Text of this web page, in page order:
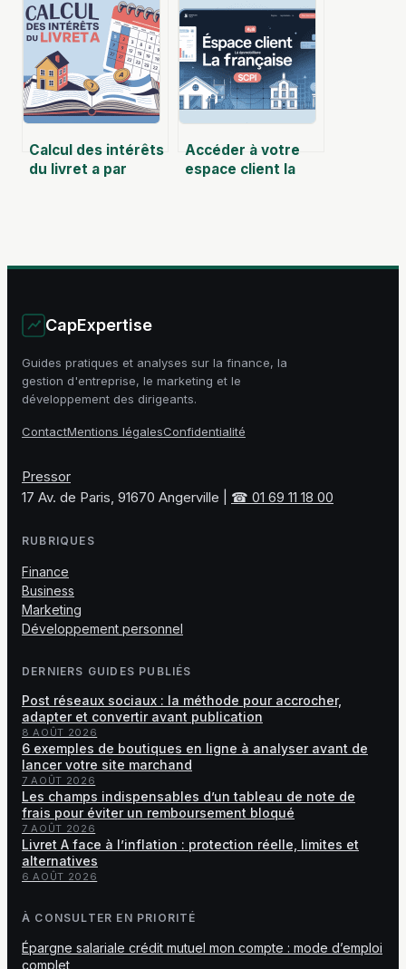
le guide pour
investir sans se
brûler
placer son argent
?
Calcul des intérêts
du livret a par
Accéder à votre
espace client la
CapExpertise
Guides pratiques et analyses sur la finance, la
gestion d'entreprise, le marketing et le
développement des dirigeants.
ContactMentions légalesConfidentialité
Pressor
17 Av. de Paris, 91670 Angerville
☎ 01 69 11 18 00
RUBRIQUES
Finance
Business
Marketing
Développement personnel
DERNIERS GUIDES PUBLIÉS
Post réseaux sociaux : la méthode pour accrocher,
adapter et convertir avant publication
8 AOÛT 2026
6 exemples de boutiques en ligne à analyser avant de
lancer votre site marchand
7 AOÛT 2026
Les champs indispensables d’un tableau de note de
frais pour éviter un remboursement bloqué
7 AOÛT 2026
Livret A face à l’inflation : protection réelle, limites et
alternatives
6 AOÛT 2026
À CONSULTER EN PRIORITÉ
Épargne salariale crédit mutuel mon compte : mode d’emploi
complet